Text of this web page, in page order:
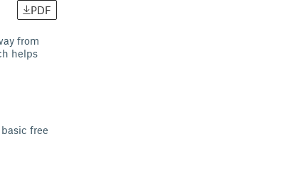
PDF
from
helps
free